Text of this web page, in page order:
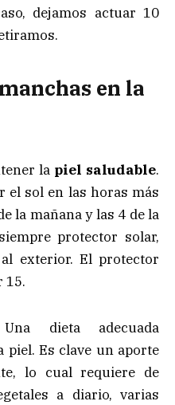
dejamos actuar 10
en la
la piel saludable.
el sol en las horas más
la mañana y las 4 de la
protector solar,
exterior. El protector
15.
dieta adecuada
piel. Es clave un aporte
lo cual requiere de
a diario, varias